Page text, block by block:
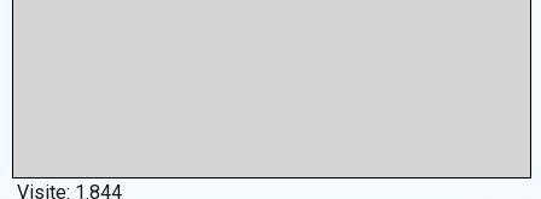
Visite: 1.844